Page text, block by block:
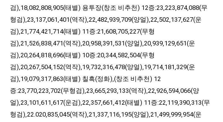
검),18,082,808,905(태별) 용투장(창조 비추천) 12증:23,223,874,088(무
형검),23,137,061,401(역작),22,482,939,709(양얼),22,502,137,627(운
검),21,774,421,714(태별) 11증:21,608,705,227(무형
검),21,526,838,471(역작),20,958,391,531(양얼),20,939,129,651(운
검),20,264,818,696(태별) 10증:20,344,582,504(무형
검),20,267,504,152(역작),19,732,316,478(양얼),19,714,181,329(운
검),19,079,317,863(태별) 칠흑(정화),(창조 비추천) 12
증:23,770,223,702(무형검),23,665,293,133(역작),22,926,594,066(양
얼),23,101,611,617(운검),22,357,661,412(태별) 11증:22,119,390,313(무
형검),22.020,835,045(역작),21,337,116,195(양얼),21,499,999,954(운